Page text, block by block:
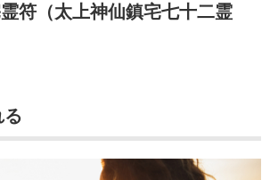
符（太上神仙鎮宅七十二霊